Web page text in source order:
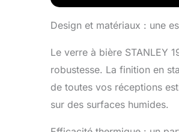
Design et matériaux : une
Le verre à bière STANLEY
robustesse. La finition en
de toutes vos réceptions
sur des surfaces humides.